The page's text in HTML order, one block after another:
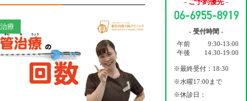
- ご予約優先 -
- 受付時間 -
午前
9:30-13:00
午後
14:30-19:00
※最終受付：18:30
※水曜17:00まで
※休診日：
療